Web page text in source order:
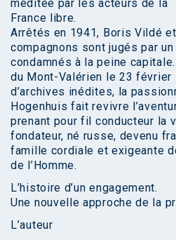
méditée par les acteurs de la
France libre.
Arrêtés en 1941, Boris Vildé
compagnons sont jugés par
condamnés à la peine
du Mont-Valérien le 23 février
d’archives inédites, la
Hogenhuis fait revivre
prenant pour fil conducteur la
fondateur, né russe, devenu
famille cordiale et exigeante
de l’Homme.
L’histoire d’un engagement.
Une nouvelle approche de la
L’auteur